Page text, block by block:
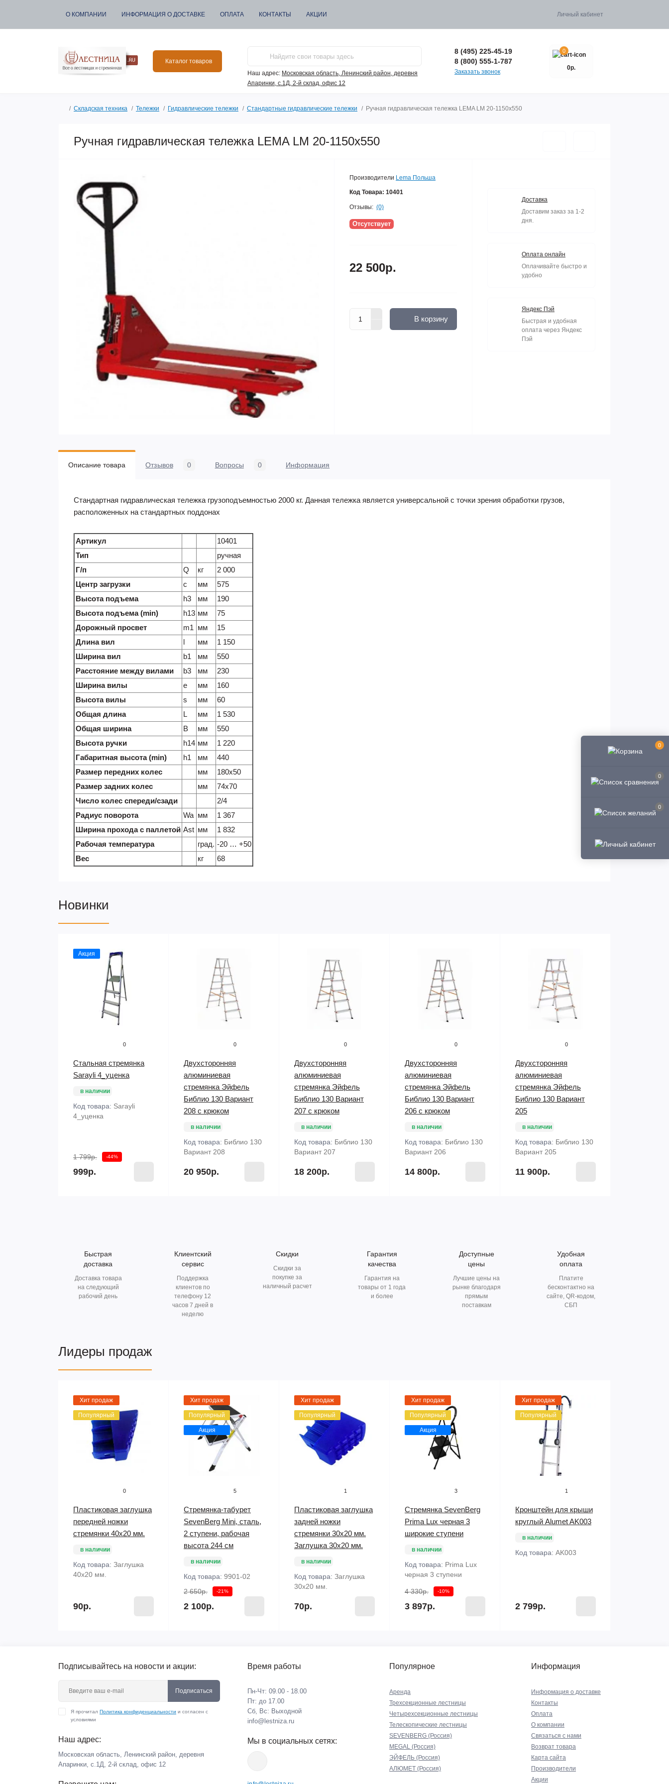
0
0
0
О КОМПАНИИ ИНФОРМАЦИЯ О ДОСТАВКЕ ОПЛАТА КОНТАКТЫ АКЦИИ Личный кабинет
Каталог товаров
Наш адрес: Московская область, Ленинский район, деревня
Апаринки, с.1Д, 2-й склад, офис 12
8 (495) 225-45-19
8 (800) 555-1-787
Заказать звонок
0
0р.
Складская техника Тележки Гидравлические тележки Стандартные гидравлические тележки Ручная гидравлическая тележка LEMA LM 20-1150x550
Ручная гидравлическая тележка LEMA LM 20-1150x550
Производители Lema Польша
Код Товара: 10401
Отзывы: (0)
Отсутствует
22 500р.
В корзину
Доставка
Доставим заказ за 1-2
дня.
Оплата онлайн
Оплачивайте быстро и
удобно
Яндекс Пэй
Быстрая и удобная
оплата через Яндекс
Пэй
Описание товара Отзывов 0 Вопросы 0 Информация
Стандартная гидравлическая тележка грузоподъемностью 2000 кг. Данная тележка является универсальной с точки зрения обработки грузов,
расположенных на стандартных поддонах
Артикул
10401
Тип
ручная
Г/п
Q кг
2 000
Центр загрузки
c мм
575
Высота подъема
h3 мм
190
Высота подъема (min)
h13 мм
75
Дорожный просвет
m1 мм
15
Длина вил
l мм
1 150
Ширина вил
b1 мм
550
Расстояние между вилами
b3 мм
230
Ширина вилы
e мм
160
Высота вилы
s мм
60
Общая длина
L мм
1 530
Общая ширина
B мм
550
Высота ручки
h14 мм
1 220
Габаритная высота (min)
h1 мм
440
Размер передних колес
мм
180x50
Размер задних колес
мм
74x70
Число колес спереди/сзади
2/4
Радиус поворота
Wa мм
1 367
Ширина прохода с паллетой Ast мм
1 832
Рабочая температура
град. -20 … +50
Вес
кг 68
Новинки
Акция
0
Стальная стремянка
Sarayli 4_уценка
в наличии
Код товара: Sarayli
4_уценка
1 799р. -44%
999р.
0
Двухсторонняя
алюминиевая
стремянка Эйфель
Библио 130 Вариант
208 с крюком
в наличии
Код товара: Библио 130
Вариант 208
20 950р.
0
Двухсторонняя
алюминиевая
стремянка Эйфель
Библио 130 Вариант
207 с крюком
в наличии
Код товара: Библио 130
Вариант 207
18 200р.
0
Двухсторонняя
алюминиевая
стремянка Эйфель
Библио 130 Вариант
206 с крюком
в наличии
Код товара: Библио 130
Вариант 206
14 800р.
0
Двухсторонняя
алюминиевая
стремянка Эйфель
Библио 130 Вариант
205
в наличии
Код товара: Библио 130
Вариант 205
11 900р.
Быстрая
доставка
Доставка товара
на следующий
рабочий день
Клиентский
сервис
Поддержка
клиентов по
телефону 12
часов 7 дней в
неделю
Скидки
Скидки за
покупке за
наличный расчет
Гарантия
качества
Гарантия на
товары от 1 года
и более
Доступные
цены
Лучшие цены на
рынке благодаря
прямым
поставкам
Удобная
оплата
Платите
бесконтактно на
сайте, QR-кодом,
СБП
Лидеры продаж
Хит продаж
Популярный
0
Пластиковая заглушка
передней ножки
стремянки 40х20 мм.
в наличии
Код товара: Заглушка
40х20 мм.
90р.
Хит продаж
Популярный
Акция
5
Стремянка-табурет
SevenBerg Mini, сталь,
2 ступени, рабочая
высота 244 см
в наличии
Код товара: 9901-02
2 650р.
-21%
2 100р.
Хит продаж
Популярный
1
Пластиковая заглушка
задней ножки
стремянки 30х20 мм.
Заглушка 30х20 мм.
в наличии
Код товара: Заглушка
30х20 мм.
70р.
Хит продаж
Популярный
Акция
3
Стремянка SevenBerg
Prima Lux черная 3
широкие ступени
в наличии
Код товара: Prima Lux
черная 3 ступени
4 330р. -10%
3 897р.
Хит продаж
Популярный
1
Кронштейн для крыши
круглый Alumet AK003
в наличии
Код товара: AK003
2 799р.
Подписывайтесь на новости и акции:
Подписаться
Я прочитал Политика конфиденциальности и согласен с
условиями
Наш адрес:
Московская область, Ленинский район, деревня
Апаринки, с.1Д, 2-й склад, офис 12
Время работы
Пн-Чт: 09.00 - 18.00
Пт: до 17.00
Сб, Вс: Выходной
info@lestniza.ru
Мы в социальных сетях:
Популярное
Аренда
Трехсекционные лестницы
Четырехсекционные лестницы
Телескопические лестницы
SEVENBERG (Россия)
MEGAL (Россия)
ЭЙФЕЛЬ (Россия)
АЛЮМЕТ (Россия)
Информация
Информация о доставке
Контакты
Оплата
О компании
Связаться с нами
Возврат товара
Карта сайта
Производители
Акции